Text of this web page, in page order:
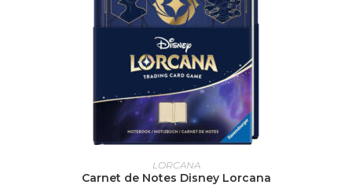
AJOUTER AU PANIER
LORCANA
Carnet de Notes Disney Lorcana